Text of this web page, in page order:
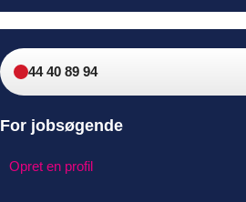
44 40 89 94
For jobsøgende
Opret en profil